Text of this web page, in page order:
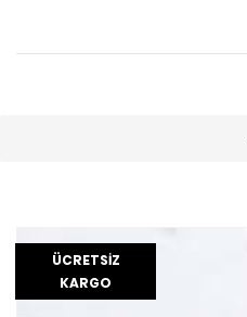
ÜCRETSIZ
KARGO